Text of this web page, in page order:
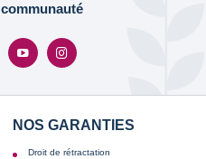
communauté
NOS GARANTIES
Droit de rétractation